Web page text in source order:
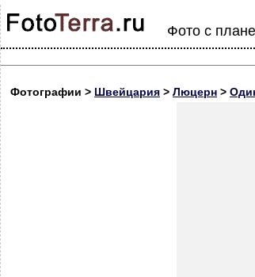
Фото с
Фотографии > Швейцария > Люцерн >